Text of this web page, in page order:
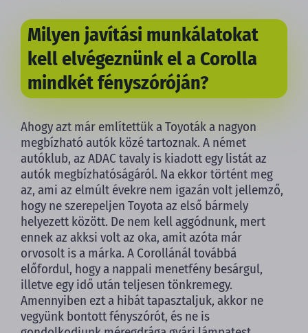
Milyen javítási munkálatokat
kell elvégeznünk el a Corolla
mindkét fényszóróján?
Ahogy azt már említettük a Toyoták a nagyon
megbízható autók közé tartoznak. A német
autóklub, az ADAC tavaly is kiadott egy listát az
autók megbízhatóságáról. Na ekkor történt meg
az, ami az elmúlt évekre nem igazán volt jellemző,
hogy ne szerepeljen Toyota az első bármely
helyezett között. De nem kell aggódnunk, mert
ennek az akksi volt az oka, amit azóta már
orvosolt is a márka. A Corollánál továbbá
előfordul, hogy a nappali menetfény besárgul,
illetve egy idő után teljesen tönkremegy.
Amennyiben ezt a hibát tapasztaljuk, akkor ne
vegyünk bontott fényszórót, és ne is